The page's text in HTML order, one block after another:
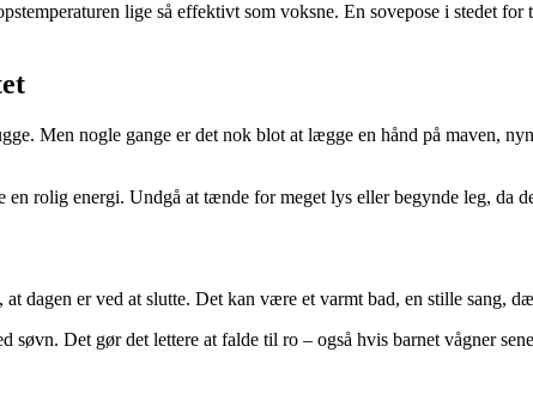
lige så effektivt som voksne. En sovepose i stedet
Men nogle gange er det nok blot at lægge en hånd på maven,
rolig energi. Undgå at tænde for meget lys eller begynde leg, da
dagen er ved at slutte. Det kan være et varmt bad, en stille sang,
Det gør det lettere at falde til ro – også hvis barnet vågner